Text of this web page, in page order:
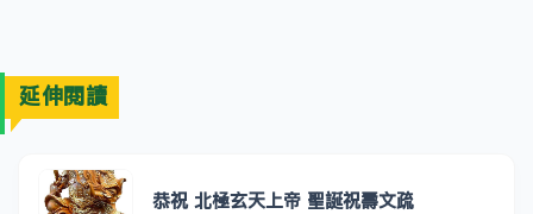
延伸閱讀
恭祝 北極玄天上帝 聖誕祝壽文疏